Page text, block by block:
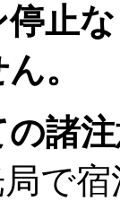
止
。
の諸
局で